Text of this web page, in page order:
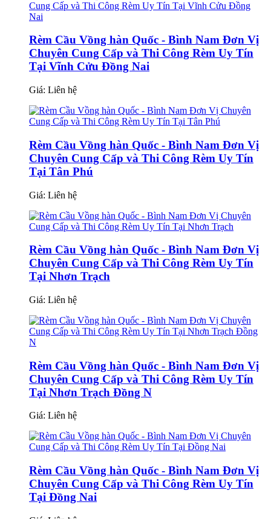
Rèm Cầu Vồng hàn Quốc - Bình Nam Đơn Vị
Chuyên Cung Cấp và Thi Công Rèm Uy Tín
Tại Vĩnh Cửu Đồng Nai
Giá: Liên hệ
Rèm Cầu Vồng hàn Quốc - Bình Nam Đơn Vị
Chuyên Cung Cấp và Thi Công Rèm Uy Tín
Tại Tân Phú
Giá: Liên hệ
Rèm Cầu Vồng hàn Quốc - Bình Nam Đơn Vị
Chuyên Cung Cấp và Thi Công Rèm Uy Tín
Tại Nhơn Trạch
Giá: Liên hệ
Rèm Cầu Vồng hàn Quốc - Bình Nam Đơn Vị
Chuyên Cung Cấp và Thi Công Rèm Uy Tín
Tại Nhơn Trạch Đồng N
Giá: Liên hệ
Rèm Cầu Vồng hàn Quốc - Bình Nam Đơn Vị
Chuyên Cung Cấp và Thi Công Rèm Uy Tín
Tại Đồng Nai